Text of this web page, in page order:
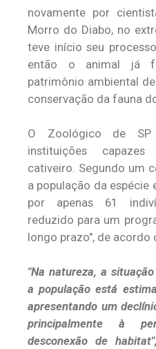
novamente por
Morro do Diabo, no
teve início seu
então o animal já
patrimônio ambiental
conservação da fauna
O Zoológico de
instituições
cativeiro. Segundo um
a população da
por apenas 61
reduzido para um
longo prazo", de acordo
"Na natureza, a
a população está
apresentando um
principalmente à
desconexão de